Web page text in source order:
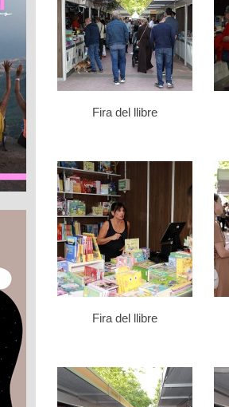
Fira del llibre
Fira del llibre